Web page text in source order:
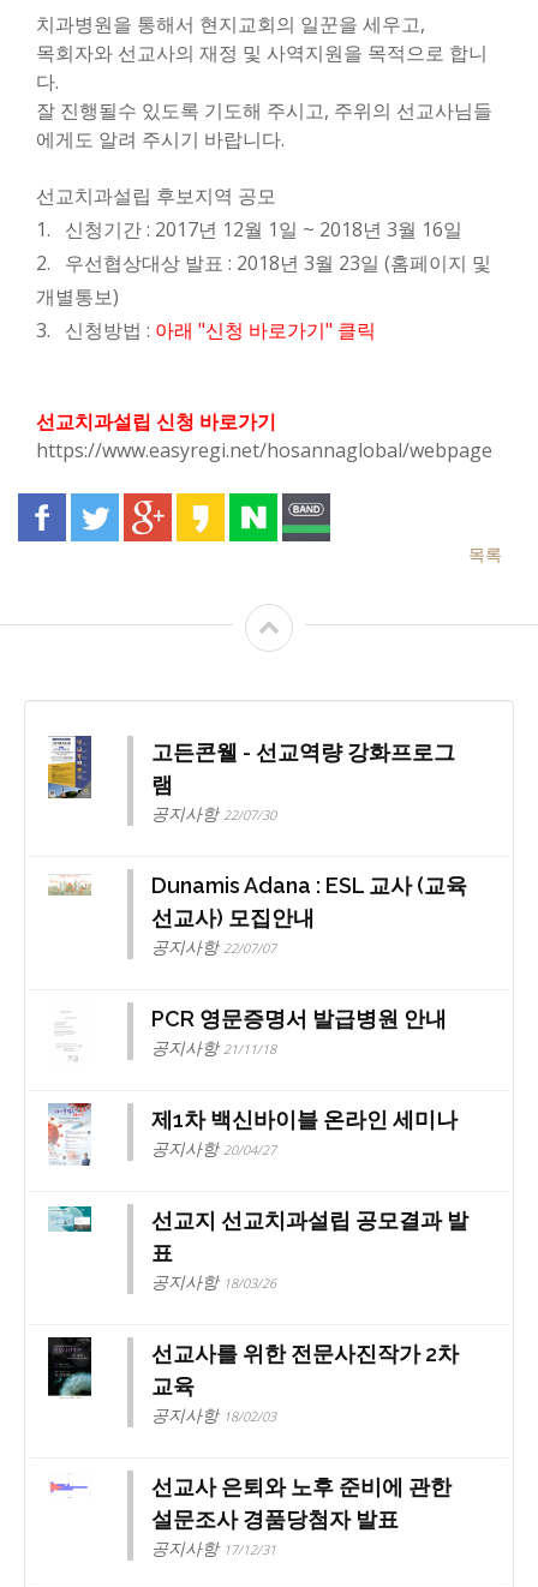
치과병원을 통해서 현지교회의 일꾼을 세우고,
목회자와 선교사의 재정 및 사역지원을 목적으로 합니
다.
잘 진행될수 있도록 기도해 주시고, 주위의 선교사님들
에게도 알려 주시기 바랍니다.
선교치과설립 후보지역 공모
1. 신청기간 : 2017년 12월 1일 ~ 2018년 3월 16일
2. 우선협상대상 발표 : 2018년 3월 23일 (홈페이지 및
개별통보)
3. 신청방법 : 아래 "신청 바로가기" 클릭
선교치과설립 신청 바로가기
https://www.easyregi.net/hosannaglobal/webpage
목록
고든콘웰 - 선교역량 강화프로그
램
공지사항 22/07/30
Dunamis Adana : ESL 교사 (교육
선교사) 모집안내
공지사항 22/07/07
PCR 영문증명서 발급병원 안내
공지사항 21/11/18
제1차 백신바이블 온라인 세미나
공지사항 20/04/27
선교지 선교치과설립 공모결과 발
표
공지사항 18/03/26
선교사를 위한 전문사진작가 2차
교육
공지사항 18/02/03
선교사 은퇴와 노후 준비에 관한
설문조사 경품당첨자 발표
공지사항 17/12/31